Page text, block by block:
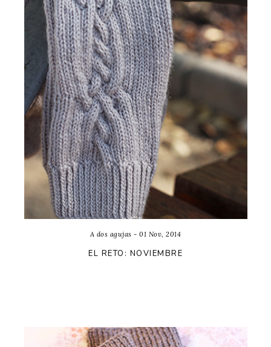
A dos agujas - 01 Nov, 2014
EL RETO: NOVIEMBRE